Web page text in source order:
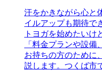
汗をかきながら心と
イルアップも期待で
トヨガを始めたいけ
「料金プランや設
お持ちの方のために
説します。つくば市